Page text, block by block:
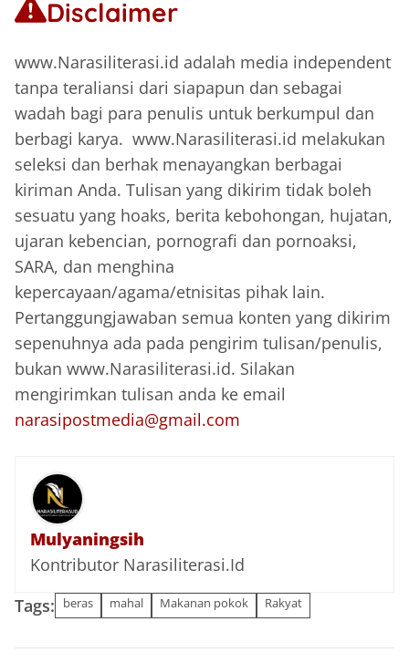
Disclaimer
www.Narasiliterasi.id adalah media independent
tanpa teraliansi dari siapapun dan sebagai
wadah bagi para penulis untuk berkumpul dan
berbagi karya. www.Narasiliterasi.id melakukan
seleksi dan berhak menayangkan berbagai
kiriman Anda. Tulisan yang dikirim tidak boleh
sesuatu yang hoaks, berita kebohongan, hujatan,
ujaran kebencian, pornografi dan pornoaksi,
SARA, dan menghina
kepercayaan/agama/etnisitas pihak lain.
Pertanggungjawaban semua konten yang dikirim
sepenuhnya ada pada pengirim tulisan/penulis,
bukan www.Narasiliterasi.id. Silakan
mengirimkan tulisan anda ke email
narasipostmedia@gmail.com
Mulyaningsih
Kontributor Narasiliterasi.Id
Tags:
beras mahal Makanan pokok Rakyat